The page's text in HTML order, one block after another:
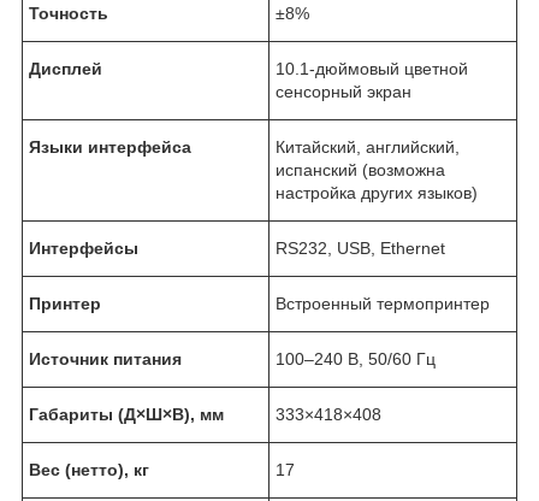
Точность ±8%
Дисплей
10.1-дюймовый цветной
сенсорный экран
Языки интерфейса
Китайский, английский,
испанский (возможна
настройка других языков)
Интерфейсы RS232, USB, Ethernet
Принтер Встроенный термопринтер
Источник питания 100–240 В, 50/60 Гц
Габариты (Д×Ш×В), мм 333×418×408
Вес (нетто), кг 17